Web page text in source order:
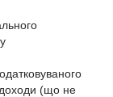
доходи (що не